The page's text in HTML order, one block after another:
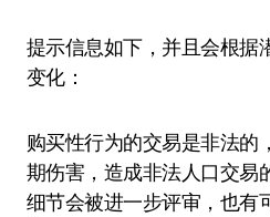
提示信息如下，并且会根据
变化：
购买性行为的交易是非法的
期伤害，造成非法人口交易
细节会被进一步评审，也有